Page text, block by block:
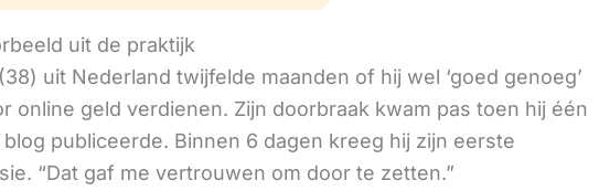
uit de praktijk
uit Nederland twijfelde maanden of hij wel ‘goed genoeg’
online geld verdienen. Zijn doorbraak kwam pas toen hij één
blog publiceerde. Binnen 6 dagen kreeg hij zijn eerste
“Dat gaf me vertrouwen om door te zetten.”